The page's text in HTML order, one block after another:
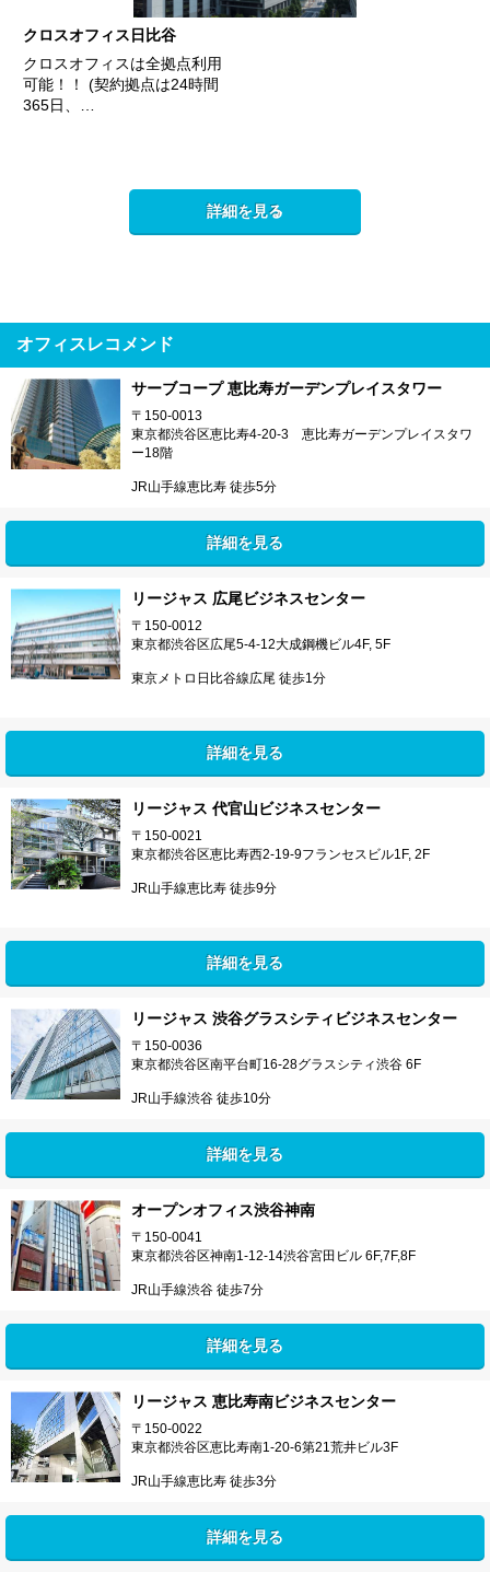
クロスオフィス日比谷
クロスオフィスは全拠点利用
可能！！ (契約拠点は24時間
365日、…
詳細を見る
オフィスレコメンド
サーブコープ 恵比寿ガーデンプレイスタワー
〒150-0013
東京都渋谷区恵比寿4-20-3 恵比寿ガーデンプレイスタワ
ー18階
JR山手線恵比寿 徒歩5分
詳細を見る
リージャス 広尾ビジネスセンター
〒150-0012
東京都渋谷区広尾5-4-12大成鋼機ビル4F, 5F
東京メトロ日比谷線広尾 徒歩1分
詳細を見る
リージャス 代官山ビジネスセンター
〒150-0021
東京都渋谷区恵比寿西2-19-9フランセスビル1F, 2F
JR山手線恵比寿 徒歩9分
詳細を見る
リージャス 渋谷グラスシティビジネスセンター
〒150-0036
東京都渋谷区南平台町16-28グラスシティ渋谷 6F
JR山手線渋谷 徒歩10分
詳細を見る
オープンオフィス渋谷神南
〒150-0041
東京都渋谷区神南1-12-14渋谷宮田ビル 6F,7F,8F
JR山手線渋谷 徒歩7分
詳細を見る
リージャス 恵比寿南ビジネスセンター
〒150-0022
東京都渋谷区恵比寿南1-20-6第21荒井ビル3F
JR山手線恵比寿 徒歩3分
詳細を見る